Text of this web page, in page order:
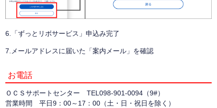
6.「ずっとリボサービス」申込み完了
7.メールアドレスに届いた「案内メール」を確認
お電話
ＯＣＳサポートセンター TEL098-901-0094（9#）
営業時間 平日9：00～17：00（土・日・祝日を除く）